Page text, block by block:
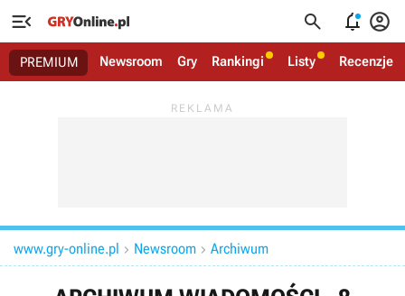
   
PREMIUM Newsroom Gry Rankingi Listy Recenzje
www.gry-online.pl  Newsroom  Archiwum